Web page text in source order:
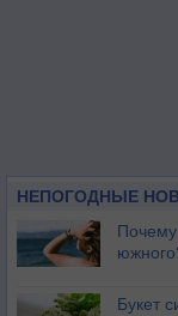
НЕПОГОДНЫЕ
Почему
Букет